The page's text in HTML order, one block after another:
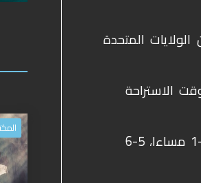
هناك احصائية دلّت على أن 60% من سكان الولايات المتحدة
عند الساعة 1:00 في وقت الاستراحة
) فإن أفضل الأوقات لاستهداف هذه الشريحة هي: 12-1 مساءا، 5-6